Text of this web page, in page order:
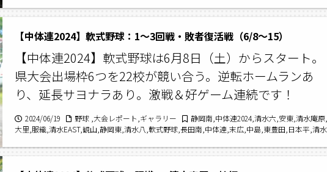
【中体連2024】軟式野球：1〜3回戦・敗者復活戦（6/8〜15）
【中体連2024】軟式野球は6月8日（土）からスタート。
県大会出場枠6つを22校が競い合う。逆転ホームランあ
り、延長サヨナラあり。激戦＆好ゲーム連続です！
2024/06/19 野球 ,大会レポート,ギャラリー
静岡南,中体連2024,清水六,安東,清水庵原,
大里,服織,清水EAST,観山,静岡東,清水八,軟式野球,長田南,中体連,末広,中島,東豊田,日本平,清水